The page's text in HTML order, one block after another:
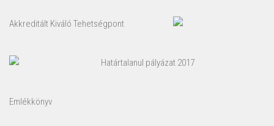
Akkreditált Kiváló Tehetségpont
Határtalanul pályázat 2017
Emlékkönyv